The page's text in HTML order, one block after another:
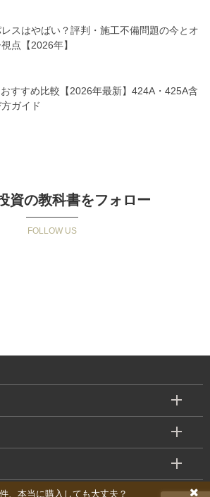
レスはやばい？評判・施工不備問題の今とオ
点【2026年】
すすめ比較【2026年最新】424A・425A含
ガイド
資の教科書をフォロー
、本当に購入しても大丈夫？